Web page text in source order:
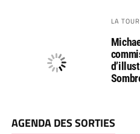
LA
AGENDA DES SORTIES